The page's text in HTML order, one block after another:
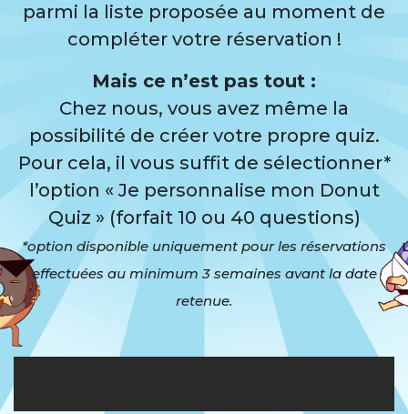
parmi la liste proposée au moment de
compléter votre réservation !
Mais ce n’est pas tout :
Chez nous, vous avez même la
possibilité de créer votre propre quiz.
Pour cela, il vous suffit de sélectionner*
l’option « Je personnalise mon Donut
Quiz » (forfait 10 ou 40 questions)
*option disponible uniquement pour les réservations
effectuées au minimum 3 semaines avant la date
retenue.